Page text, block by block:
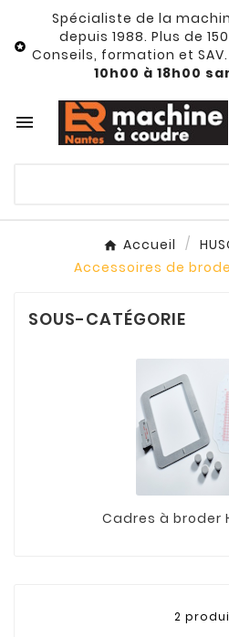

Spécialiste de la
depuis 1988. Plus de
Conseils, formation et SAV.
10h00 à 18h00

Accueil
Accessoires de
SOUS-CATÉGORIE
Cadres à broder
2